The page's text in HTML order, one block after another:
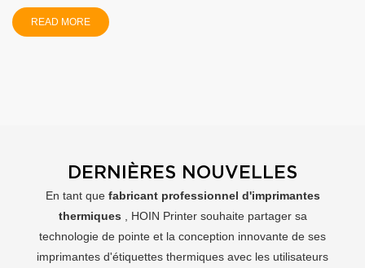
READ MORE
DERNIÈRES NOUVELLES
En tant que fabricant professionnel d'imprimantes
thermiques , HOIN Printer souhaite partager sa
technologie de pointe et la conception innovante de ses
imprimantes d'étiquettes thermiques avec les utilisateurs